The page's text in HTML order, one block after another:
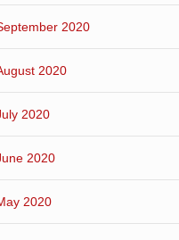
2020
2020
2020
2020
2020